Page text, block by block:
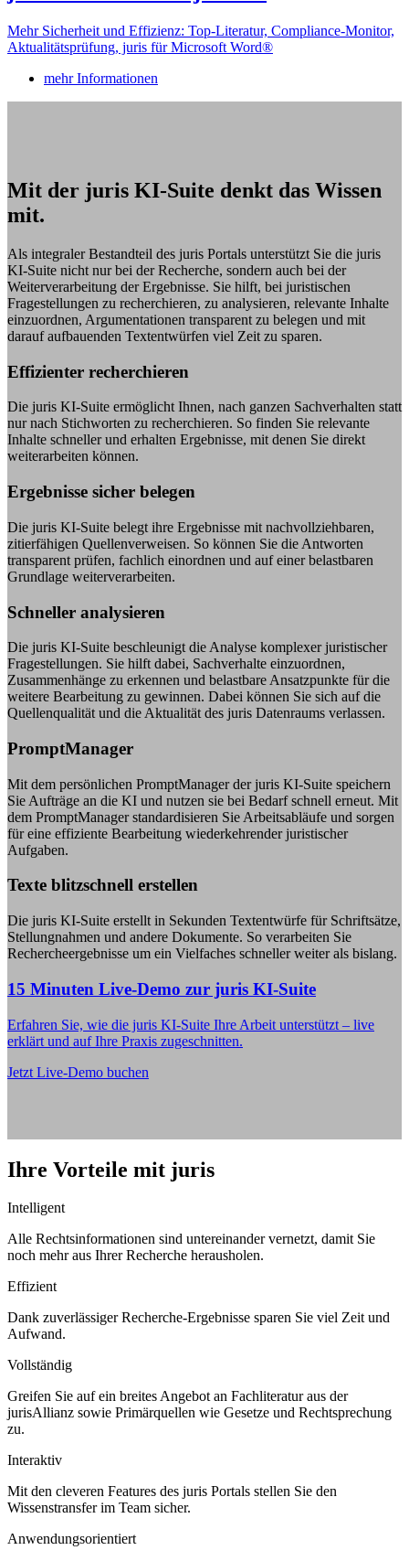
Mehr Sicherheit und Effizienz: Top-Literatur, Compliance-Monitor,
Aktualitätsprüfung, juris für Microsoft Word®
mehr Informationen
Mit der juris KI-Suite denkt das Wissen
mit.
Als integraler Bestandteil des juris Portals unterstützt Sie die juris
KI-Suite nicht nur bei der Recherche, sondern auch bei der
Weiterverarbeitung der Ergebnisse. Sie hilft, bei juristischen
Fragestellungen zu recherchieren, zu analysieren, relevante Inhalte
einzuordnen, Argumentationen transparent zu belegen und mit
darauf aufbauenden Textentwürfen viel Zeit zu sparen.
Effizienter recherchieren
Die juris KI-Suite ermöglicht Ihnen, nach ganzen Sachverhalten statt
nur nach Stichworten zu recherchieren. So finden Sie relevante
Inhalte schneller und erhalten Ergebnisse, mit denen Sie direkt
weiterarbeiten können.
Ergebnisse sicher belegen
Die juris KI-Suite belegt ihre Ergebnisse mit nachvollziehbaren,
zitierfähigen Quellenverweisen. So können Sie die Antworten
transparent prüfen, fachlich einordnen und auf einer belastbaren
Grundlage weiterverarbeiten.
Schneller analysieren
Die juris KI-Suite beschleunigt die Analyse komplexer juristischer
Fragestellungen. Sie hilft dabei, Sachverhalte einzuordnen,
Zusammenhänge zu erkennen und belastbare Ansatzpunkte für die
weitere Bearbeitung zu gewinnen. Dabei können Sie sich auf die
Quellenqualität und die Aktualität des juris Datenraums verlassen.
PromptManager
Mit dem persönlichen PromptManager der juris KI-Suite speichern
Sie Aufträge an die KI und nutzen sie bei Bedarf schnell erneut. Mit
dem PromptManager standardisieren Sie Arbeitsabläufe und sorgen
für eine effiziente Bearbeitung wiederkehrender juristischer
Aufgaben.
Texte blitzschnell erstellen
Die juris KI-Suite erstellt in Sekunden Textentwürfe für Schriftsätze,
Stellungnahmen und andere Dokumente. So verarbeiten Sie
Rechercheergebnisse um ein Vielfaches schneller weiter als bislang.
15 Minuten Live-Demo zur juris KI-Suite
Erfahren Sie, wie die juris KI-Suite Ihre Arbeit unterstützt – live
erklärt und auf Ihre Praxis zugeschnitten.
Jetzt Live-Demo buchen
Ihre Vorteile mit juris
Intelligent
Alle Rechtsinformationen sind untereinander vernetzt, damit Sie
noch mehr aus Ihrer Recherche herausholen.
Effizient
Dank zuverlässiger Recherche-Ergebnisse sparen Sie viel Zeit und
Aufwand.
Vollständig
Greifen Sie auf ein breites Angebot an Fachliteratur aus der
jurisAllianz sowie Primärquellen wie Gesetze und Rechtsprechung
zu.
Interaktiv
Mit den cleveren Features des juris Portals stellen Sie den
Wissenstransfer im Team sicher.
Anwendungsorientiert